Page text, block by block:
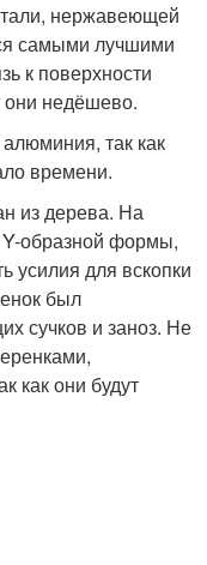
нержавеющей
самыми лучшими
к поверхности
они недёшево.
так как
времени.
из дерева. На
Y-образной формы,
усилия для вскопки
был
сучков и заноз. Не
как они будут